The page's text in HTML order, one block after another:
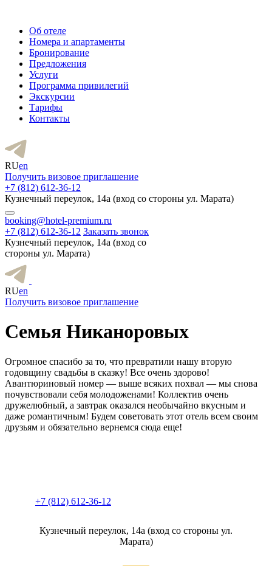
Об отеле
Номера и апартаменты
Бронирование
Предложения
Услуги
Программа привилегий
Экскурсии
Тарифы
Контакты
RUen
Получить визовое приглашение
+7 (812) 612-36-12
Кузнечный переулок, 14а (вход со стороны ул. Марата)
booking@hotel-premium.ru
+7 (812) 612-36-12 Заказать звонок
Кузнечный переулок, 14а (вход со
стороны ул. Марата)
RUen
Получить визовое приглашение
Семья Никаноровых
Огромное спасибо за то, что превратили нашу вторую
годовщину свадьбы в сказку! Все очень здорово!
Авантюриновый номер — выше всяких похвал — мы снова
почувствовали себя молодоженами! Коллектив очень
дружелюбный, а завтрак оказался необычайно вкусным и
даже романтичным! Будем советовать этот отель всем своим
друзьям и обязательно вернемся сюда еще!
+7 (812) 612-36-12
Кузнечный переулок, 14а (вход со стороны ул.
Марата)